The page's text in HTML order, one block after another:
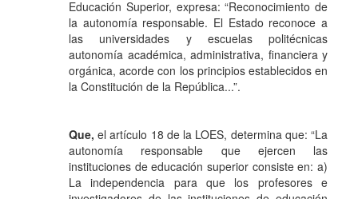
Educación Superior, expresa: “Reconocimiento de
la autonomía responsable. El Estado reconoce a
las universidades y escuelas politécnicas
autonomía académica, administrativa, financiera y
orgánica, acorde con los principios establecidos en
la Constitución de la República...”.
Que, el artículo 18 de la LOES, determina que: “La
autonomía responsable que ejercen las
instituciones de educación superior consiste en: a)
La independencia para que los profesores e